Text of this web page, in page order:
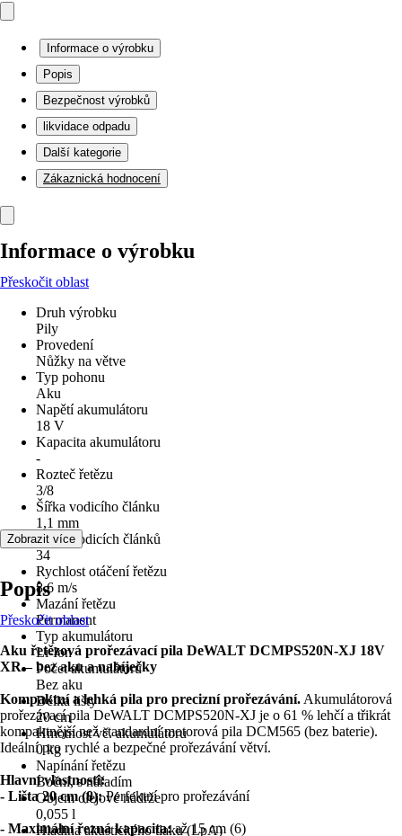
Informace o výrobku
Popis
Bezpečnost výrobků
likvidace odpadu
Další kategorie
Zákaznická hodnocení
Informace o výrobku
Přeskočit oblast
Druh výrobku
Pily
Provedení
Nůžky na větve
Typ pohonu
Aku
Napětí akumulátoru
18 V
Kapacita akumulátoru
-
Rozteč řetězu
3/8
Šířka vodicího článku
1,1 mm
Počet vodicích článků
34
Rychlost otáčení řetězu
8,6 m/s
Mazání řetězu
Permanent
Typ akumulátoru
Li-Ion
Počet akumulátorů
Bez aku
Délka lišty
20 cm
Hmotnost vč. akumulátoru
0 kg
Napínání řetězu
Boční, s nářadím
Objem olejové nádrže
0,055 l
Hladina akustického tlaku (LpA)
Zobrazit více
Popis
Přeskočit oblast
Aku řetězová prořezávací pila DeWALT DCMPS520N-XJ 18V
XR – bez aku a nabíječky
Kompaktní a lehká pila pro precizní prořezávání. Akumulátorová
prořezávací pila DeWALT DCMPS520N-XJ je o 61 % lehčí a třikrát
kompaktnější než standardní motorová pila DCM565 (bez baterie).
Ideální pro rychlé a bezpečné prořezávání větví.
Hlavní vlastnosti:
- Lišta 20 cm (8):Perfektní pro prořezávání
- Maximální řezná kapacita:až 15 cm (6)